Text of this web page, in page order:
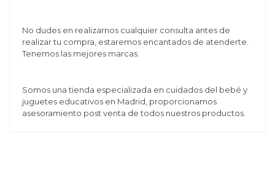
No dudes en realizarnos cualquier consulta antes de
realizar tu compra, estaremos encantados de atenderte.
Tenemos las mejores marcas.
Somos una tienda especializada en cuidados del bebé y
juguetes educativos en Madrid, proporcionamos
asesoramiento post venta de todos nuestros productos.